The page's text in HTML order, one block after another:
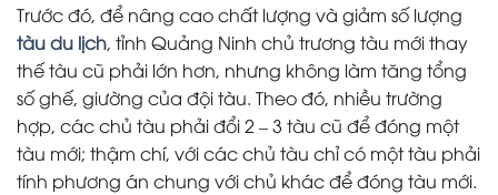
Trước đó, để nâng cao chất lượng và giảm số lượng
tàu du lịch, tỉnh Quảng Ninh chủ trương tàu mới thay
thế tàu cũ phải lớn hơn, nhưng không làm tăng tổng
số ghế, giường của đội tàu. Theo đó, nhiều trường
hợp, các chủ tàu phải đổi 2 – 3 tàu cũ để đóng một
tàu mới; thậm chí, với các chủ tàu chỉ có một tàu phải
tính phương án chung với chủ khác để đóng tàu mới.